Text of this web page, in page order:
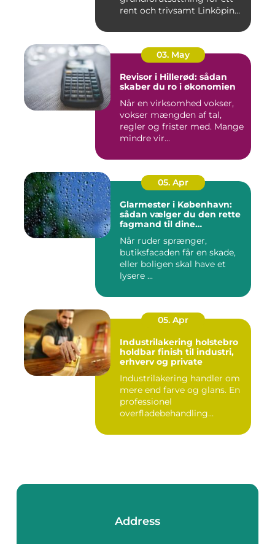
rent och trivsamt Linköping.
03. May
Revisor i Hillerød: sådan
skaber du ro i økonomien
Når en virksomhed vokser,
vokser mængden af tal,
regler og frister med. Mange
mindre vir...
05. Apr
Glarmester i København:
sådan vælger du den rette
fagmand til dine
Når ruder sprænger,
butiksfacaden får en skade,
eller boligen skal have et
lysere ...
05. Apr
Industrilakering holstebro
holdbar finish til industri,
erhverv og private
Industrilakering handler om
mere end farve og glans. En
professionel
overfladebehandling
Address